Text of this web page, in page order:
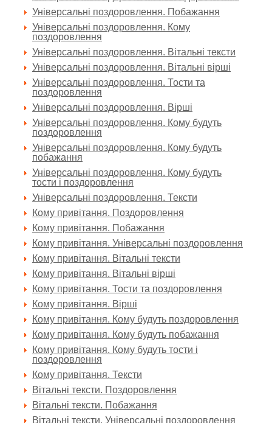
Універсальні поздоровлення. Побажання
Універсальні поздоровлення. Кому
поздоровлення
Універсальні поздоровлення. Вітальні тексти
Універсальні поздоровлення. Вітальні вірші
Універсальні поздоровлення. Тости та
поздоровлення
Універсальні поздоровлення. Вірші
Універсальні поздоровлення. Кому будуть
поздоровлення
Універсальні поздоровлення. Кому будуть
побажання
Універсальні поздоровлення. Кому будуть
тости і поздоровлення
Універсальні поздоровлення. Тексти
Кому привітання. Поздоровлення
Кому привітання. Побажання
Кому привітання. Універсальні поздоровлення
Кому привітання. Вітальні тексти
Кому привітання. Вітальні вірші
Кому привітання. Тости та поздоровлення
Кому привітання. Вірші
Кому привітання. Кому будуть поздоровлення
Кому привітання. Кому будуть побажання
Кому привітання. Кому будуть тости і
поздоровлення
Кому привітання. Тексти
Вітальні тексти. Поздоровлення
Вітальні тексти. Побажання
Вітальні тексти. Універсальні поздоровлення